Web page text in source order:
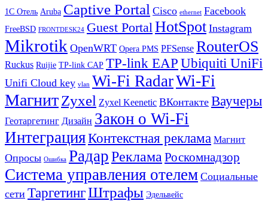
1С Отель Aruba Captive Portal Cisco ethernet Facebook
FreeBSD FRONTDESK24 Guest Portal HotSpot Instagram
Mikrotik OpenWRT Opera PMS PFSense RouterOS
Ruckus Ruijie TP-link CAP TP-link EAP Ubiquiti UniFi
Unifi Cloud key vlan Wi-Fi RadarWi-Fi
МагнитZyxel Zyxel Keenetic ВКонтакте Ваучеры
Геотаргетинг Дизайн Закон о Wi-Fi
ИнтеграцияКонтекстная реклама Магнит
Опросы Ошибка РадарРеклама Роскомнадзор
Система управления отелем Социальные
сети ТаргетингШтрафы Эдельвейс